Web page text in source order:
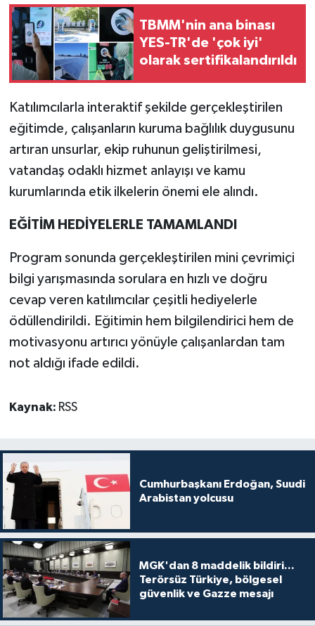
TBMM'nin ana binası
YES-TR'de 'çok iyi'
olarak sertifikalandırıldı
Katılımcılarla interaktif şekilde gerçekleştirilen
eğitimde, çalışanların kuruma bağlılık duygusunu
artıran unsurlar, ekip ruhunun geliştirilmesi,
vatandaş odaklı hizmet anlayışı ve kamu
kurumlarında etik ilkelerin önemi ele alındı.
EĞİTİM HEDİYELERLE TAMAMLANDI
Program sonunda gerçekleştirilen mini çevrimiçi
bilgi yarışmasında sorulara en hızlı ve doğru
cevap veren katılımcılar çeşitli hediyelerle
ödüllendirildi. Eğitimin hem bilgilendirici hem de
motivasyonu artırıcı yönüyle çalışanlardan tam
not aldığı ifade edildi.
Kaynak: RSS
Cumhurbaşkanı Erdoğan, Suudi
Arabistan yolcusu
MGK'dan 8 maddelik bildiri...
Terörsüz Türkiye, bölgesel
güvenlik ve Gazze mesajı